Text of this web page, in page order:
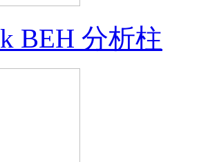
BEH 分析柱